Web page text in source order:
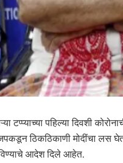
टप्प्याच्या पहिल्या दिवशी
ठिकठिकाणी मोदींचा लस
आदेश दिले आहेत.